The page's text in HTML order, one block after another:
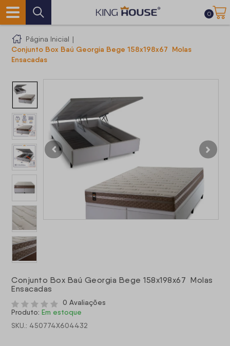
0
Página Inicial |
Conjunto Box Baú Georgia Bege 158x198x67 Molas
Ensacadas
Conjunto Box Baú Georgia Bege 158x198x67 Molas
Ensacadas
0 Avaliações
Produto: Em estoque
SKU.: 450774X604432